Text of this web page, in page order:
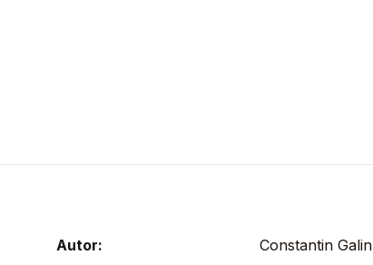
Autor: Constantin Galin